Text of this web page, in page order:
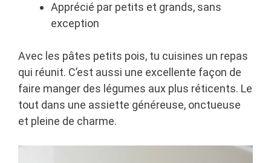
Apprécié par petits et grands, sans
exception
Avec les pâtes petits pois, tu cuisines un repas
qui réunit. C’est aussi une excellente façon de
faire manger des légumes aux plus réticents. Le
tout dans une assiette généreuse, onctueuse
et pleine de charme.